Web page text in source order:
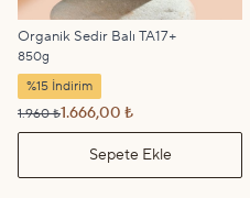
Organik Sedir Balı TA17+
850g
%15 İndirim
1.960 ₺1.666,00 ₺
Sepete Ekle